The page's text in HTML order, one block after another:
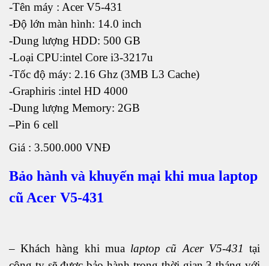
-Tên máy : Acer V5-431
-Độ lớn màn hình: 14.0 inch
-Dung lượng HDD: 500 GB
-Loại CPU:intel Core i3-3217u
-Tốc độ máy: 2.16 Ghz (3MB L3 Cache)
-Graphiris :intel HD 4000
-Dung lượng Memory: 2GB
–Pin 6 cell
Giá : 3.500.000 VNĐ
Bảo hành và khuyến mại khi mua laptop
cũ Acer V5-431
– Khách hàng khi mua laptop cũ Acer V5-431tại